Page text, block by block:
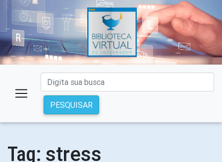
PESQUISAR
Tag: stress